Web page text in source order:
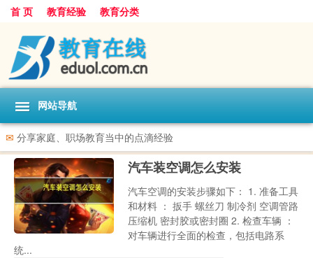
首 页 教育经验 教育分类
网站导航
✉ 分享家庭、职场教育当中的点滴经验
汽车装空调怎么安装
汽车空调的安装步骤如下： 1. 准备工具
和材料 ： 扳手 螺丝刀 制冷剂 空调管路
压缩机 密封胶或密封圈 2. 检查车辆 ：
对车辆进行全面的检查，包括电路系
统...